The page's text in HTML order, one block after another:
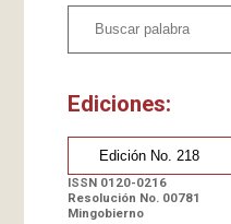
Ediciones:
ISSN 0120-0216
Resolución No. 00781
Mingobierno